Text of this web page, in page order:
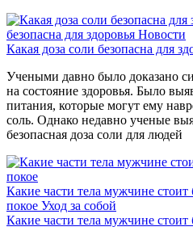
безопасна для здоровья Новости
Какая доза соли безопасна для
Учеными давно было доказано
на состояние здоровья. Было
питания, которые могут ему
соль. Однако недавно ученые
безопасная доза соли для людей
Какие части тела мужчине стоит
покое Уход за собой
Какие части тела мужчине стоит